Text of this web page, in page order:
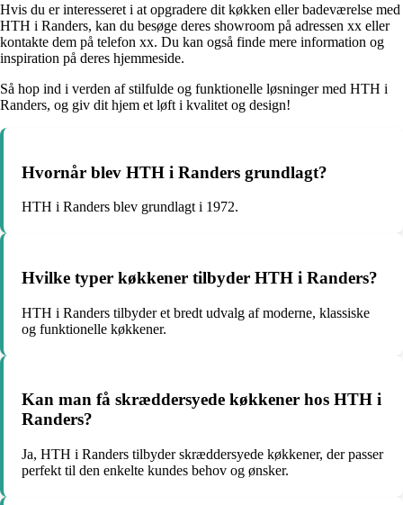
Hvis du er interesseret i at opgradere dit køkken eller badeværelse med
HTH i Randers, kan du besøge deres showroom på adressen xx eller
kontakte dem på telefon xx. Du kan også finde mere information og
inspiration på deres hjemmeside.
Så hop ind i verden af stilfulde og funktionelle løsninger med HTH i
Randers, og giv dit hjem et løft i kvalitet og design!
Hvornår blev HTH i Randers grundlagt?
HTH i Randers blev grundlagt i 1972.
Hvilke typer køkkener tilbyder HTH i Randers?
HTH i Randers tilbyder et bredt udvalg af moderne, klassiske
og funktionelle køkkener.
Kan man få skræddersyede køkkener hos HTH i
Randers?
Ja, HTH i Randers tilbyder skræddersyede køkkener, der passer
perfekt til den enkelte kundes behov og ønsker.